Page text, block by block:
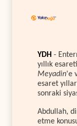
YDH -
yıllık
Meyadin'e
esaret
sonraki
Abdullah,
etme